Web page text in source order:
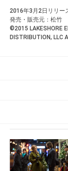
2016年3月2日リリー
発売・販売元：松竹
©2015 LAKESHORE
DISTRIBUTION, LLC